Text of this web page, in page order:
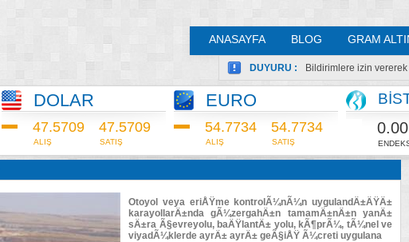
ANASAYFA BLOG GRAM
DUYURU : Bildirimlere izin
DOLAR
47.5709
ALIŞ
47.5709
SATIŞ
EURO
54.7727
ALIŞ
54.7727
SATIŞ
0.00
Otoyol veya eriÅŸme kontrolÃ¼nÃ¼n uygulandÄ±ÄŸÄ±
karayollarÄ±nda gÃ¼zergahÄ±n tamamÄ±nÄ±n yanÄ±
sÄ±ra Ã§evreyolu, baÄŸlantÄ± yolu, kÃ¶prÃ¼, tÃ¼nel ve
viyadÃ¼klerde ayrÄ± ayrÄ± geÃ§iÅŸ Ã¼creti uygulana